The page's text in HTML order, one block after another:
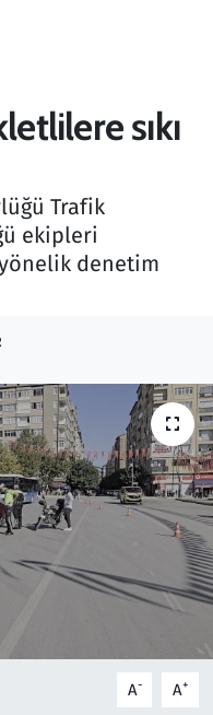
sıkı
Trafik
ekipleri
denetim
A- A+